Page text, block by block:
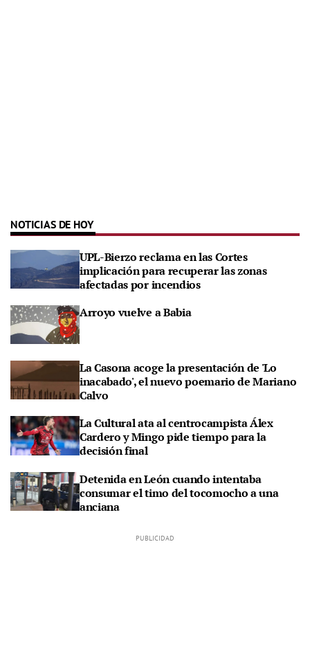
NOTICIAS DE HOY
UPL-Bierzo reclama en las Cortes
implicación para recuperar las zonas
afectadas por incendios
Arroyo vuelve a Babia
La Casona acoge la presentación de 'Lo
inacabado', el nuevo poemario de Mariano
Calvo
La Cultural ata al centrocampista Álex
Cardero y Mingo pide tiempo para la
decisión final
Detenida en León cuando intentaba
consumar el timo del tocomocho a una
anciana